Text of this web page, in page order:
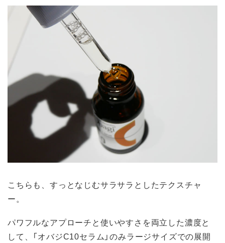
こちらも、すっとなじむサラサラとしたテクスチャ
ー。
パワフルなアプローチと使いやすさを両立した濃度と
して、「オバジC10セラム」のみラージサイズでの展開